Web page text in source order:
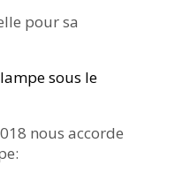
pour sa
sous le
nous accorde